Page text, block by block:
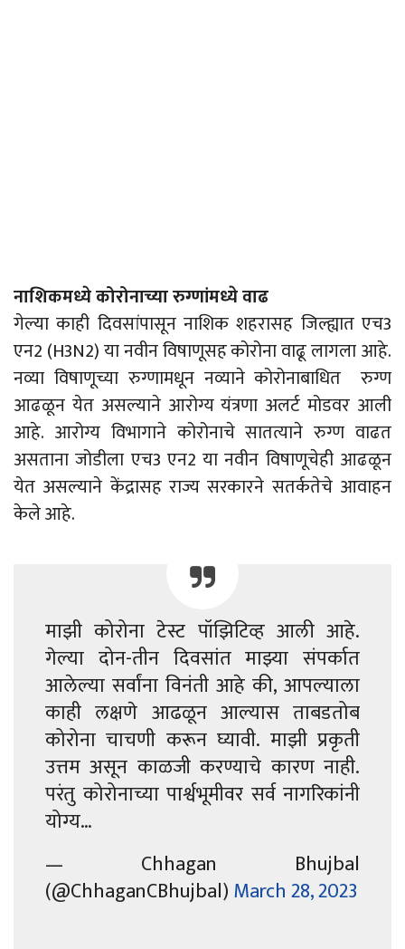
नाशिकमध्ये कोरोनाच्या रुग्णांमध्ये वाढ
गेल्या काही दिवसांपासून नाशिक शहरासह जिल्ह्यात एच3
एन2 (H3N2) या नवीन विषाणूसह कोरोना वाढू लागला आहे.
नव्या विषाणूच्या रुग्णामधून नव्याने कोरोनाबाधित रुग्ण
आढळून येत असल्याने आरोग्य यंत्रणा अलर्ट मोडवर आली
आहे. आरोग्य विभागाने कोरोनाचे सातत्याने रुग्ण वाढत
असताना जोडीला एच3 एन2 या नवीन विषाणूचेही आढळून
येत असल्याने केंद्रासह राज्य सरकारने सतर्कतेचे आवाहन
केले आहे.
माझी कोरोना टेस्ट पॉझिटिव्ह आली आहे.
गेल्या दोन-तीन दिवसांत माझ्या संपर्कात
आलेल्या सर्वांना विनंती आहे की, आपल्याला
काही लक्षणे आढळून आल्यास ताबडतोब
कोरोना चाचणी करून घ्यावी. माझी प्रकृती
उत्तम असून काळजी करण्याचे कारण नाही.
परंतु कोरोनाच्या पार्श्वभूमीवर सर्व नागरिकांनी
योग्य…
— Chhagan Bhujbal
(@ChhaganCBhujbal)March 28, 2023